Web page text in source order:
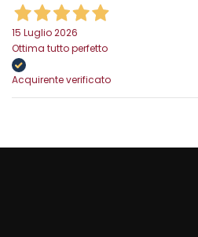
15 Luglio 2026
Ottima tutto perfetto
Acquirente verificato